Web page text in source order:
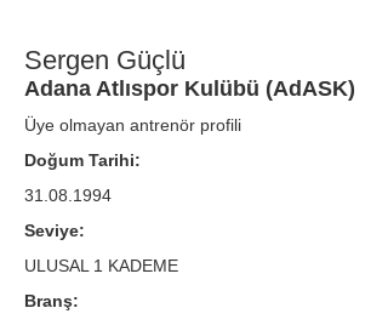
Sergen Güçlü
Adana Atlıspor Kulübü (AdASK)
Üye olmayan antrenör profili
Doğum Tarihi:
31.08.1994
Seviye:
ULUSAL 1 KADEME
Branş: